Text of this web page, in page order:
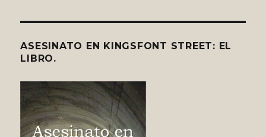
ASESINATO EN KINGSFONT STREET: EL
LIBRO.